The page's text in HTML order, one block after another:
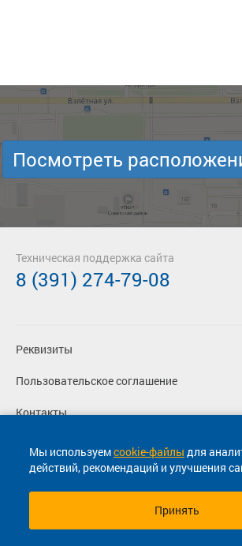
Мы используемcookie-файлы для
действий, рекомендаций и улучшения
Принять
Посмотреть
Реквизиты
Пользовательское соглашение
Контакты
Политика конфиденциальности
Перевозчикам
Техническая поддержка сайта
8 (391) 274-79-08
© 2013-2026, ООО "Капитал"- Онлайн